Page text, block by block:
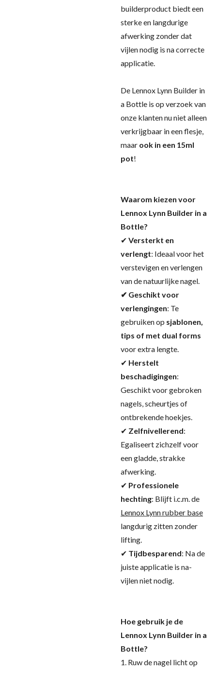
builderproduct biedt een
sterke en langdurige
afwerking zonder dat
vijlen nodig is na correcte
applicatie.
De Lennox Lynn Builder in
a Bottle is op verzoek van
onze klanten nu niet alleen
verkrijgbaar in een flesje,
maar ook in een 15ml
pot!
Waarom kiezen voor
Lennox Lynn Builder in a
Bottle?
✔ Versterkt en
verlengt: Ideaal voor het
verstevigen en verlengen
van de natuurlijke nagel.
✔ Geschikt voor
verlengingen: Te
gebruiken op sjablonen,
tips of met dual forms
voor extra lengte.
✔ Herstelt
beschadigingen:
Geschikt voor gebroken
nagels, scheurtjes of
ontbrekende hoekjes.
✔ Zelfnivellerend:
Egaliseert zichzelf voor
een gladde, strakke
afwerking.
✔ Professionele
hechting: Blijft i.c.m. de
Lennox Lynn rubber base
langdurig zitten zonder
lifting.
✔ Tijdbesparend: Na de
juiste applicatie is na-
vijlen niet nodig.
Hoe gebruik je de
Lennox Lynn Builder in a
Bottle?
1. Ruw de nagel licht op